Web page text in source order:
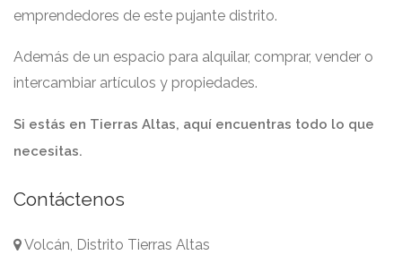
emprendedores de este pujante distrito.
Además de un espacio para alquilar, comprar, vender o
intercambiar artículos y propiedades.
Si estás en Tierras Altas, aquí encuentras todo lo que
necesitas.
Contáctenos
Volcán, Distrito Tierras Altas